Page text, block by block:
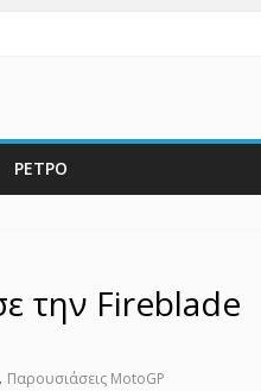
ΡΕΤΡΟ
την Fireblade
, Παρουσιάσεις MotoGP